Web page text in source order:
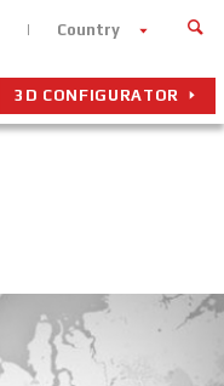
Country
3D CONFIGURATOR